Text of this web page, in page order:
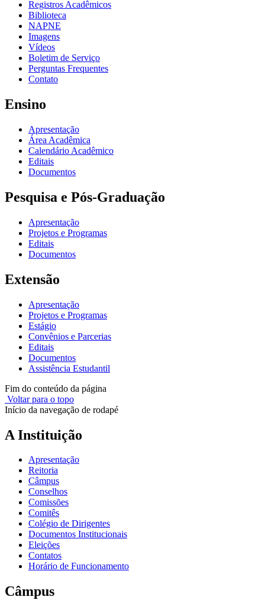
Registros Acadêmicos
Biblioteca
NAPNE
Imagens
Vídeos
Boletim de Serviço
Perguntas Frequentes
Contato
Ensino
Apresentação
Área Acadêmica
Calendário Acadêmico
Editais
Documentos
Pesquisa e Pós-Graduação
Apresentação
Projetos e Programas
Editais
Documentos
Extensão
Apresentação
Projetos e Programas
Estágio
Convênios e Parcerias
Editais
Documentos
Assistência Estudantil
Fim do conteúdo da página
Voltar para o topo
Início da navegação de rodapé
A Instituição
Apresentação
Reitoria
Câmpus
Conselhos
Comissões
Comitês
Colégio de Dirigentes
Documentos Institucionais
Eleições
Contatos
Horário de Funcionamento
Câmpus